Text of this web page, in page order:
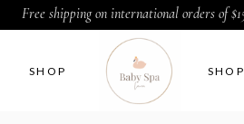
Free shipping on international orders of
SHOP SHOP